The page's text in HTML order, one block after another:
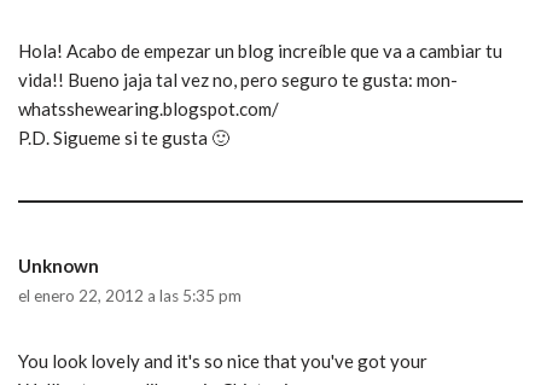
Hola! Acabo de empezar un blog increíble que va a cambiar tu
vida!! Bueno jaja tal vez no, pero seguro te gusta: mon-
whatsshewearing.blogspot.com/
P.D. Sigueme si te gusta 🙂
Unknown
el enero 22, 2012 a las 5:35 pm
You look lovely and it's so nice that you've got your